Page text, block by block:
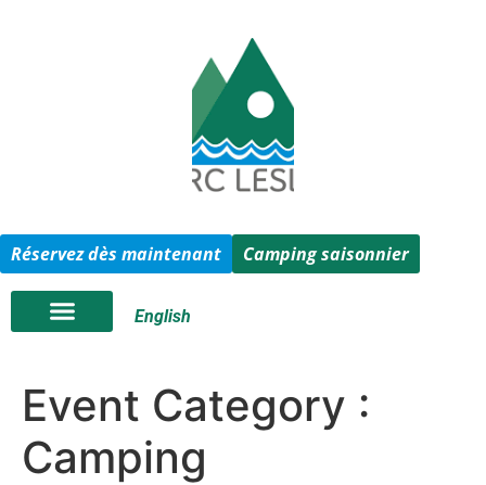
Réservez dès maintenant Camping saisonnier
English
Event Category :
Camping